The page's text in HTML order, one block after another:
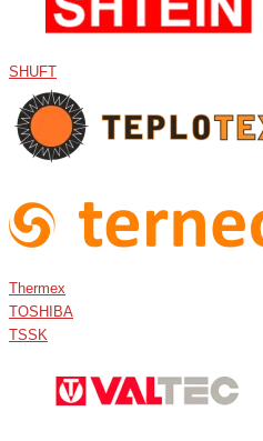
SHUFT
Thermex
TOSHIBA
TSSK